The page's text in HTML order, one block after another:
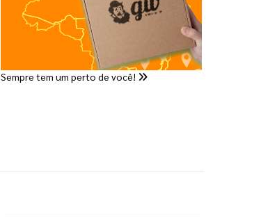
Sempre tem um perto de você!